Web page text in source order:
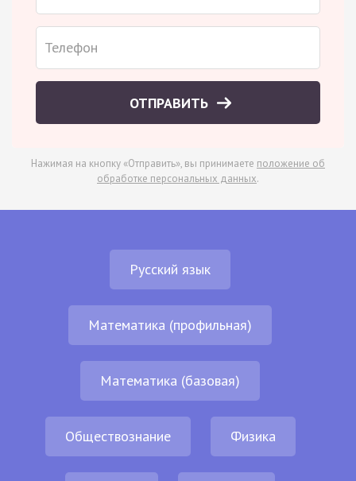
ОТПРАВИТЬ
Нажимая на кнопку «Отправить», вы принимаете положение об
обработке персональных данных.
Русский язык
Математика (профильная)
Математика (базовая)
Обществознание Физика